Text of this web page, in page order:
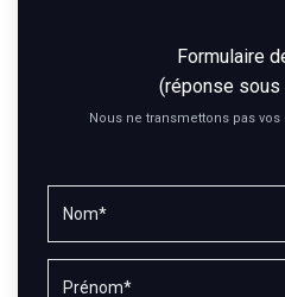
Formulaire
(réponse sous
Nous ne transmettons pas